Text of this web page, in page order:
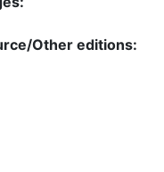
Other editions: